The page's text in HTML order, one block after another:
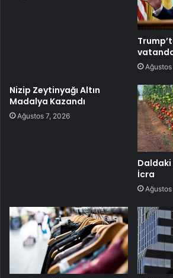
Nizip Zeytinyağı Altın
Madalya Kazandı
Ağustos 7, 2026
İcra